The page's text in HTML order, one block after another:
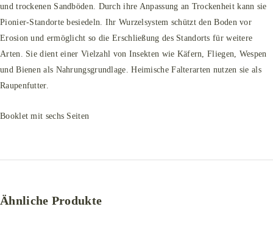
und trockenen Sandböden. Durch ihre Anpassung an Trockenheit kann sie
Pionier-Standorte besiedeln. Ihr Wurzelsystem schützt den Boden vor
Erosion und ermöglicht so die Erschließung des Standorts für weitere
Arten. Sie dient einer Vielzahl von Insekten wie Käfern, Fliegen, Wespen
und Bienen als Nahrungsgrundlage. Heimische Falterarten nutzen sie als
Raupenfutter.
Booklet mit sechs Seiten
Ähnliche Produkte